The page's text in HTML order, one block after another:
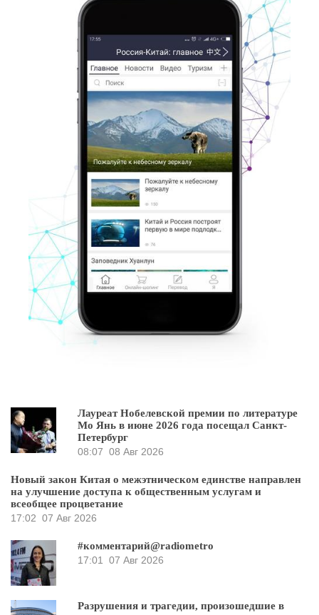
Лауреат Нобелевской премии по литературе
Мо Янь в июне 2026 года посещал Санкт-
Петербург
08:07 08 Авг 2026
Новый закон Китая о межэтническом единстве направлен
на улучшение доступа к общественным услугам и
всеобщее процветание
17:02 07 Авг 2026
#комментарий@radiometro
17:01
07 Авг 2026
Разрушения и трагедии, произошедшие в